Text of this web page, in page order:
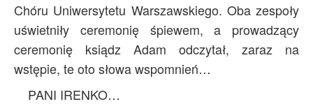
Chóru Uniwersytetu Warszawskiego. Oba zespoły
uświetniły ceremonię śpiewem, a prowadzący
ceremonię ksiądz Adam odczytał, zaraz na
wstępie, te oto słowa wspomnień…
PANI IRENKO…